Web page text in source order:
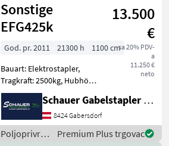
strojevi /
Sonstige
Sonstige
EFG425k
13.500
€
sa 20% PDV-
a
11.250 €
neto
God. pr. 2011 21300 h
1100 cm
Bauart: Elektrostapler,
Tragkraft: 2500kg, Hubhöhe:
4450mm, Bauhöhe:
2060mm, Freihub: 1530mm,
Gabellänge: 1200mm,
Batterie: Hawker PzS Bj.
2017 80V 650Ah , Bereifung
Schauer Gabelstapler GmbH
8424 Gabersdorf
PoljoprivredniPremium Plus trgovac